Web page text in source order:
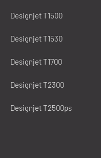
Designjet T1500
Designjet T1530
Designjet T1700
Designjet T2300
Designjet T2500ps